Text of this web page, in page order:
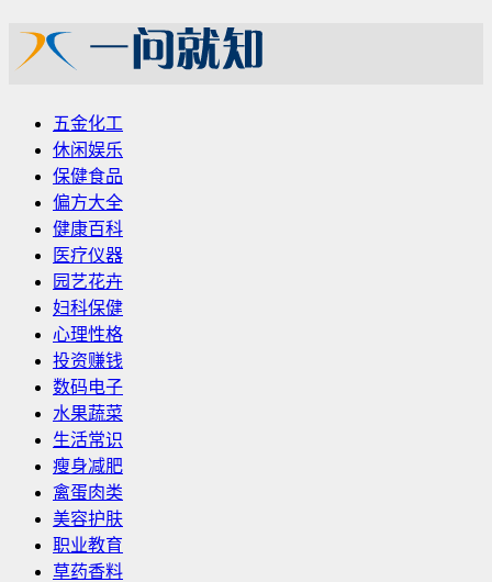
五金化工
休闲娱乐
保健食品
偏方大全
健康百科
医疗仪器
园艺花卉
妇科保健
心理性格
投资赚钱
数码电子
水果蔬菜
生活常识
瘦身减肥
禽蛋肉类
美容护肤
职业教育
草药香料